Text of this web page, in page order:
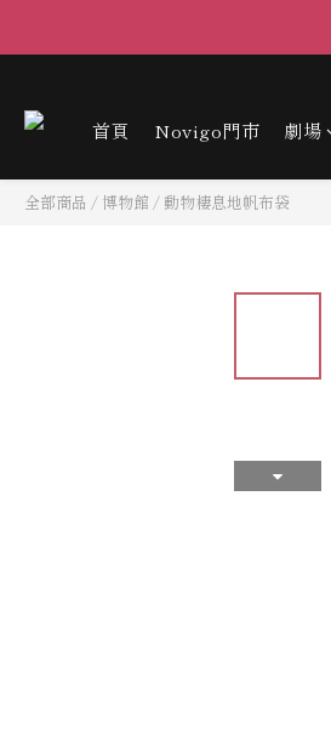
首頁 Novigo門市 劇場
全部商品 / 博物館 / 動物棲息地帆布袋